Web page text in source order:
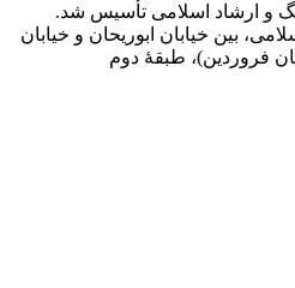
و ارشاد اسلامی تأسیس شد.
بین خیابان ابوریحان و خیابان